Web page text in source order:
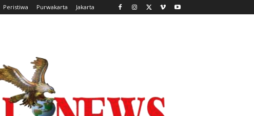
Peristiwa Purwakarta Jakarta